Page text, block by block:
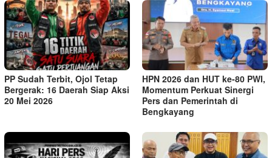
PP Sudah Terbit, Ojol Tetap
Bergerak: 16 Daerah Siap Aksi
20 Mei 2026
HPN 2026 dan HUT ke-80 PWI,
Momentum Perkuat Sinergi
Pers dan Pemerintah di
Bengkayang